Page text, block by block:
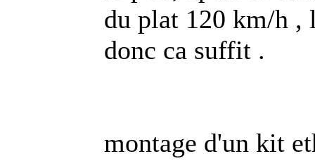
du plat 120 km/h ,
donc ca suffit .
montage d'un kit